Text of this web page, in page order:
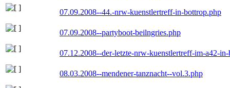
07.09.2008--44.-nrw-kuenstlertreff-in-bottrop.php
07.09.2008--partyboot-beilngries.php
07.12.2008--der-letzte-nrw-kuenstlertreff-im-a42-
08.03.2008--mendener-tanznacht--vol.3.php